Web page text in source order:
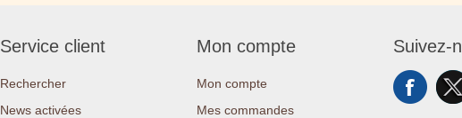
Service client
Rechercher
News activées
Mon compte
Mon compte
Mes commandes
Suivez-